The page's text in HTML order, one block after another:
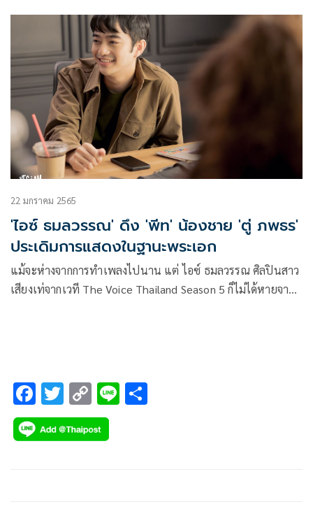
สังกัด TERO MUSIC เพลงนี้เป็นการเปรียบเทียบกับการที่เราเจอ
ใครสักคน ที่อาจจะไม่เพอร์เฟค แต่เป็นคนที่เข้ากับเราได้ดีที่สุด
การที่เราได้เจอใครสักคนก็เท่ากับการโชคดีที่เหมือนถูกรางวัลที่1
22 มกราคม 2565
'ไอซ์ ธมลวรรณ' ดึง 'พีท' น้องชาย 'ตู่ ภพธร'
ประเดิมการแสดงในฐานะพระเอก
แม้จะห่างจากการทำเพลงไปนาน แต่ ไอซ์ ธมลวรรณ ศิลปินสาว
เสียงเท่จากเวที The Voice Thailand Season 5 ก็ไม่ได้หายจาก
หัวใจคนที่กำลังสับสน และสงสัยว่าคนในใจเขา..ยังเป็นเราอยู่
หรือเปล่านะ?
F
ac
e
T
wi
tt
C
o
p
Li